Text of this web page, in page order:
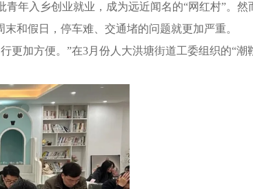
年入乡创业就业，成为远近闻名的“网红村”。然
和假日，停车难、交通堵的问题就更加严重。
加方便。”在3月份人大洪塘街道工委组织的“潮